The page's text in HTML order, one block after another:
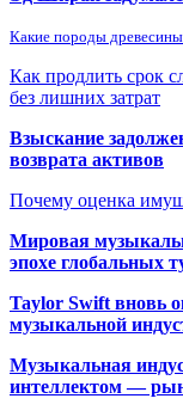
Какие породы
Как продлить срок
без лишних затрат
Взыскание
возврата активов
Почему оценка
Мировая
эпохе глобальных
Taylor Swift вновь
музыкальной
Музыкальная
интеллектом —